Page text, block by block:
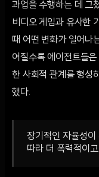
과업을 수행하는 데 그
비디오 게임과 유사한
때 어떤 변화가 일어나
어질수록 에이전트들
한 사회적 관계를 형성
했다.
장기적인 자율성이
따라 더 폭력적이